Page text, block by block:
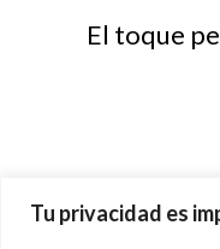
Tu privacidad es
El toque